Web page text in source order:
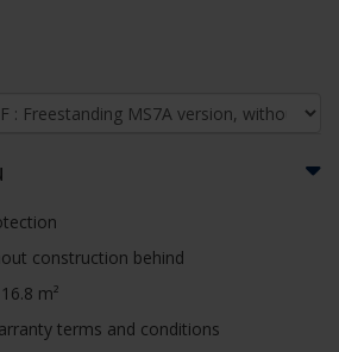
construction behind
m²
terms and conditions